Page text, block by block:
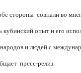
стороны совпали во
кубинский опыт и его
и людей с
пресс-релиз.